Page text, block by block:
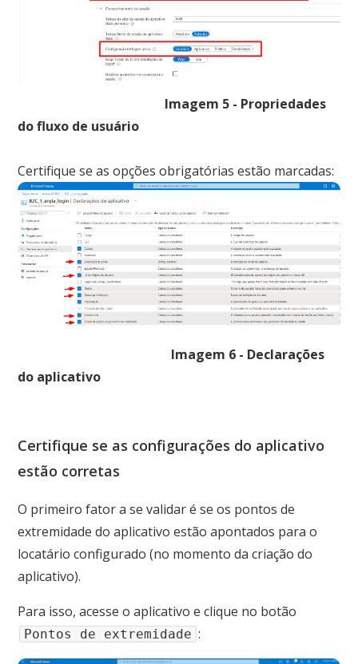
Imagem 5 - Propriedades
do fluxo de usuário
Certifique se as opções obrigatórias estão marcadas:
Imagem 6 - Declarações
do aplicativo
Certifique se as configurações do aplicativo
estão corretas
O primeiro fator a se validar é se os pontos de
extremidade do aplicativo estão apontados para o
locatário configurado (no momento da criação do
aplicativo).
Para isso, acesse o aplicativo e clique no botão
Pontos de extremidade :